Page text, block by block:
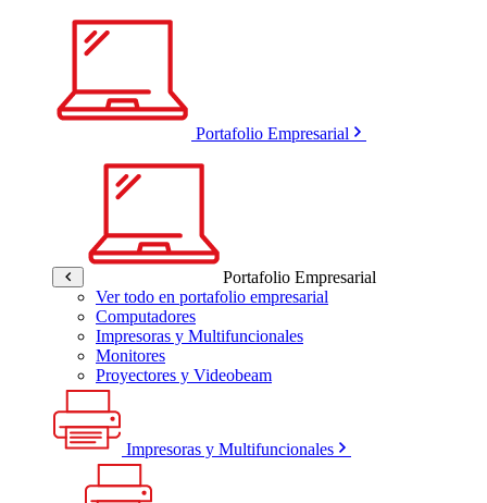
Portafolio Empresarial
Portafolio Empresarial
Ver todo en portafolio empresarial
Computadores
Impresoras y Multifuncionales
Monitores
Proyectores y Videobeam
Impresoras y Multifuncionales